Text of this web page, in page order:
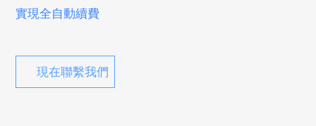
實現全自動續費
現在聯繫我們